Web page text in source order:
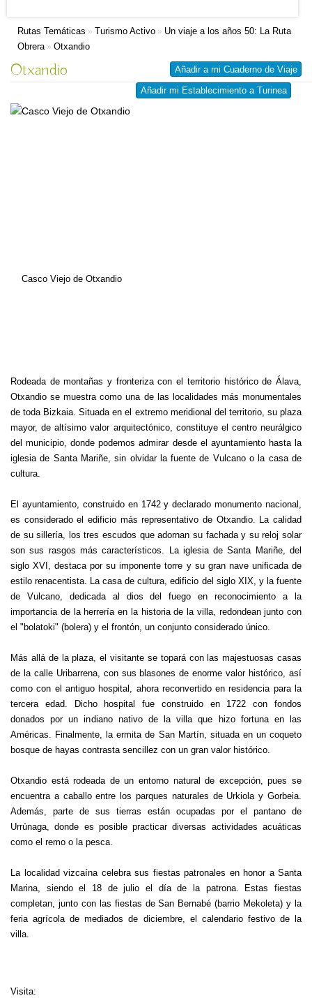
Rutas Temáticas » Turismo Activo » Un viaje a los años 50: La Ruta
Obrera» Otxandio
Añadir a mi Cuaderno de Viaje
Añadir mi Establecimiento a Turinea
Otxandio
Casco Viejo de Otxandio
Rodeada de montañas y fronteriza con el territorio histórico de Álava,
Otxandio se muestra como una de las localidades más monumentales
de toda Bizkaia. Situada en el extremo meridional del territorio, su plaza
mayor, de altísimo valor arquitectónico, constituye el centro neurálgico
del municipio, donde podemos admirar desde el ayuntamiento hasta la
iglesia de Santa Mariñe, sin olvidar la fuente de Vulcano o la casa de
cultura.
El ayuntamiento, construido en 1742 y declarado monumento nacional,
es considerado el edificio más representativo de Otxandio. La calidad
de su sillería, los tres escudos que adornan su fachada y su reloj solar
son sus rasgos más característicos. La iglesia de Santa Mariñe, del
siglo XVI, destaca por su imponente torre y su gran nave unificada de
estilo renacentista. La casa de cultura, edificio del siglo XIX, y la fuente
de Vulcano, dedicada al dios del fuego en reconocimiento a la
importancia de la herrería en la historia de la villa, redondean junto con
el "bolatoki" (bolera) y el frontón, un conjunto considerado único.
Más allá de la plaza, el visitante se topará con las majestuosas casas
de la calle Uribarrena, con sus blasones de enorme valor histórico, así
como con el antiguo hospital, ahora reconvertido en residencia para la
tercera edad. Dicho hospital fue construido en 1722 con fondos
donados por un indiano nativo de la villa que hizo fortuna en las
Américas. Finalmente, la ermita de San Martín, situada en un coqueto
bosque de hayas contrasta sencillez con un gran valor histórico.
Otxandio está rodeada de un entorno natural de excepción, pues se
encuentra a caballo entre los parques naturales de Urkiola y Gorbeia.
Además, parte de sus tierras están ocupadas por el pantano de
Urrúnaga, donde es posible practicar diversas actividades acuáticas
como el remo o la pesca.
La localidad vizcaína celebra sus fiestas patronales en honor a Santa
Marina, siendo el 18 de julio el día de la patrona. Estas fiestas
completan, junto con las fiestas de San Bernabé (barrio Mekoleta) y la
feria agrícola de mediados de diciembre, el calendario festivo de la
villa.
Visita: